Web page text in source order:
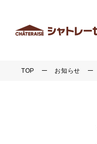
TOP お知らせ